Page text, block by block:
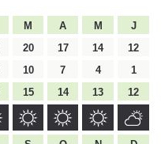
M A M
J
20 17 14
12
10 7 4
1
15 14 13 12